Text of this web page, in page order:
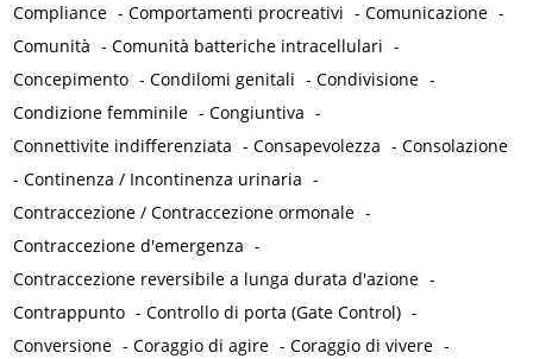
Compliance -Comportamenti procreativi -Comunicazione -
Comunità -Comunità batteriche intracellulari -
Concepimento -Condilomi genitali -Condivisione -
Condizione femminile -Congiuntiva -
Connettivite indifferenziata -Consapevolezza -Consolazione
-Continenza / Incontinenza urinaria -
Contraccezione / Contraccezione ormonale -
Contraccezione d'emergenza -
Contraccezione reversibile a lunga durata d'azione -
Contrappunto -Controllo di porta (Gate Control) -
Conversione -Coraggio di agire -Coraggio di vivere -